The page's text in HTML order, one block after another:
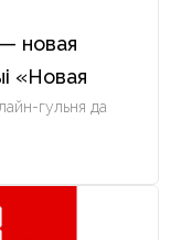
новая
«Новая
гульня да